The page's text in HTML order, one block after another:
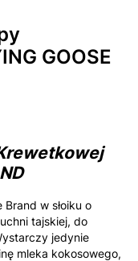
GOOSE
w słoiku o
tajskiej, do
jedynie
mleka kokosowego,